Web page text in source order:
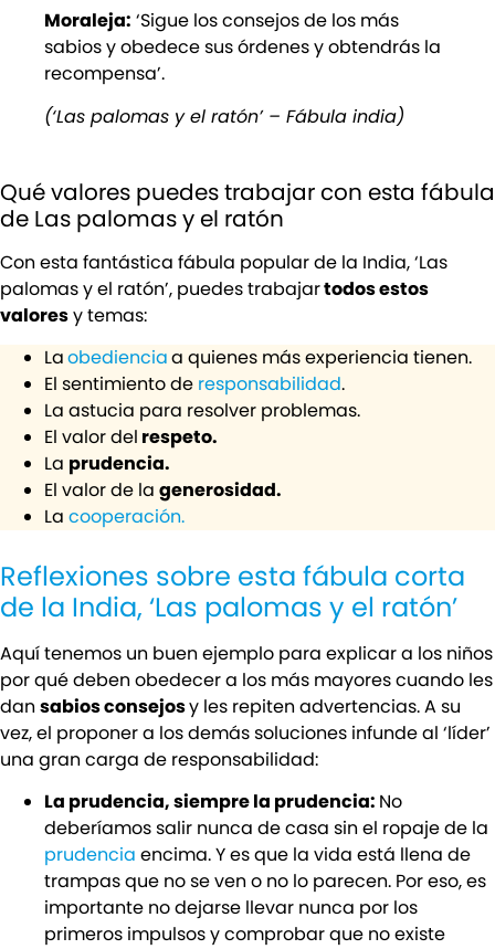
Moraleja: ‘Sigue los consejos de los más
sabios y obedece sus órdenes y obtendrás la
recompensa’.
(‘Las palomas y el ratón’ – Fábula india)
Qué valores puedes trabajar con esta fábula
de Las palomas y el ratón
Con esta fantástica fábula popular de la India, ‘Las
palomas y el ratón’, puedes trabajartodos estos
valoresy temas:
Laobedienciaa quienes más experiencia tienen.
El sentimiento de responsabilidad.
La astucia para resolver problemas.
El valor del respeto.
La prudencia.
El valor de la generosidad.
La cooperación.
Reflexiones sobre esta fábula corta
de la India, ‘Las palomas y el ratón’
Aquí tenemos un buen ejemplo para explicar a los niños
por qué deben obedecer a los más mayores cuando les
dansabios consejosy les repiten advertencias. A su
vez, el proponer a los demás soluciones infunde al ‘líder’
una gran carga de responsabilidad:
La prudencia, siempre la prudencia: No
deberíamos salir nunca de casa sin el ropaje de la
prudencia encima. Y es que la vida está llena de
trampas que no se ven o no lo parecen. Por eso, es
importante no dejarse llevar nunca por los
primeros impulsos y comprobar que no existe